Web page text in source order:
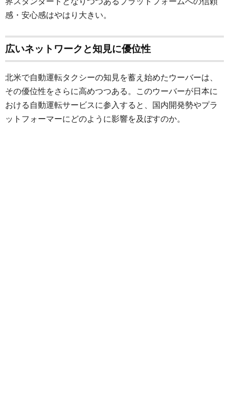
感・安心感はやはり大きい。
広いネットワークと知見に優位性
北米で自動運転タクシーの知見を蓄え始めたウーバーは、
その優位性をさらに高めつつある。このウーバーが日本に
おける自動運転サービスに参入すると、国内開発勢やプラ
ットフォーマーにどのように影響を及ぼすのか。